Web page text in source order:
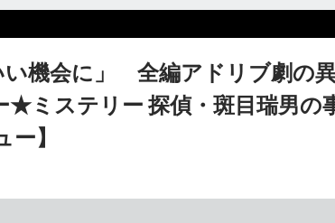
い機会に」 全編アドリブ劇の
ミステリー 探偵・斑目瑞男の
】